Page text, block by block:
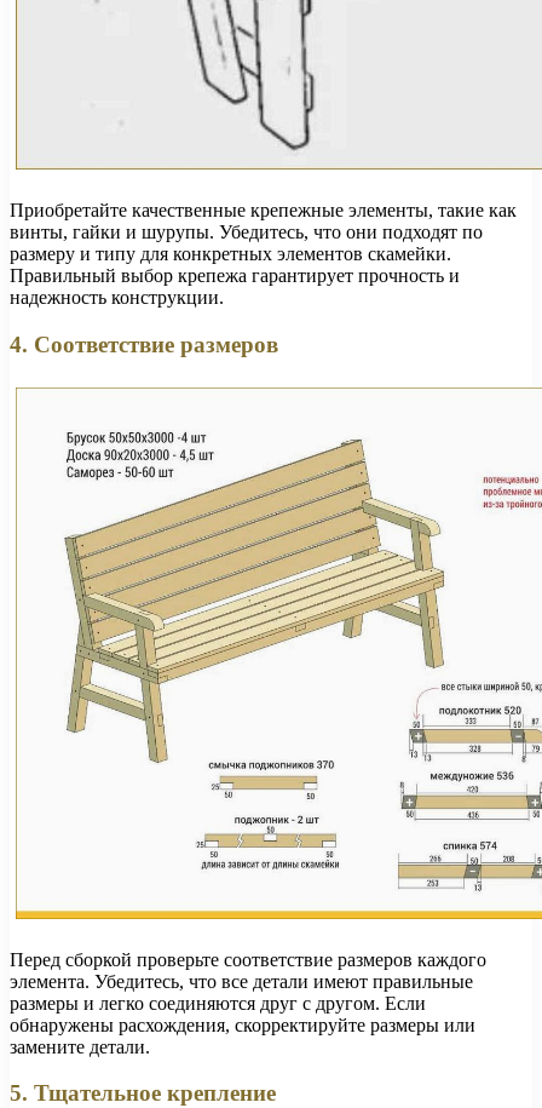
Приобретайте качественные крепежные элементы, такие как
винты, гайки и шурупы. Убедитесь, что они подходят по
размеру и типу для конкретных элементов скамейки.
Правильный выбор крепежа гарантирует прочность и
надежность конструкции.
4. Соответствие размеров
Перед сборкой проверьте соответствие размеров каждого
элемента. Убедитесь, что все детали имеют правильные
размеры и легко соединяются друг с другом. Если
обнаружены расхождения, скорректируйте размеры или
замените детали.
5. Тщательное крепление